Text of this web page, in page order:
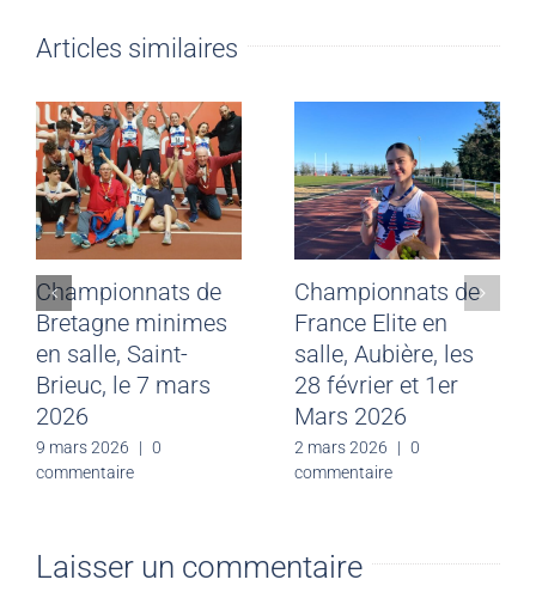
Articles similaires
Championnats de
Bretagne minimes
en salle, Saint-
Brieuc, le 7 mars
2026
9 mars 2026 | 0
commentaire
Championnats de
France Elite en
salle, Aubière, les
28 février et 1er
Mars 2026
2 mars 2026 | 0
commentaire
Laisser un commentaire